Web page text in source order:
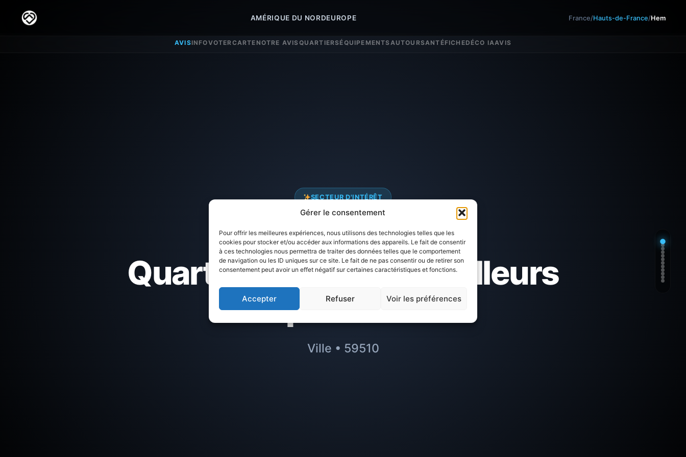
Gérer le consentement
Pour offrir les meilleures expériences, nous utilisons des technologies telles que les
cookies pour stocker et/ou accéder aux informations des appareils. Le fait de consentir
à ces technologies nous permettra de traiter des données telles que le comportement
de navigation ou les ID uniques sur ce site. Le fait de ne pas consentir ou de retirer son
consentement peut avoir un effet négatif sur certaines caractéristiques et fonctions.
Accepter Refuser Voir les préférences
AMÉRIQUE DU NORDEUROPE France/Hauts-de-France/Hem
AVISINFOVOTERCARTE NOTRE AVISQUARTIERSÉQUIPEMENTSAUTOURSANTÉFICHEDÉCO IAAVIS
SECTEUR D'INTÉRÊT
Avis surHem :
Quartier à éviter ou meilleurs
quartiers
Ville • 59510